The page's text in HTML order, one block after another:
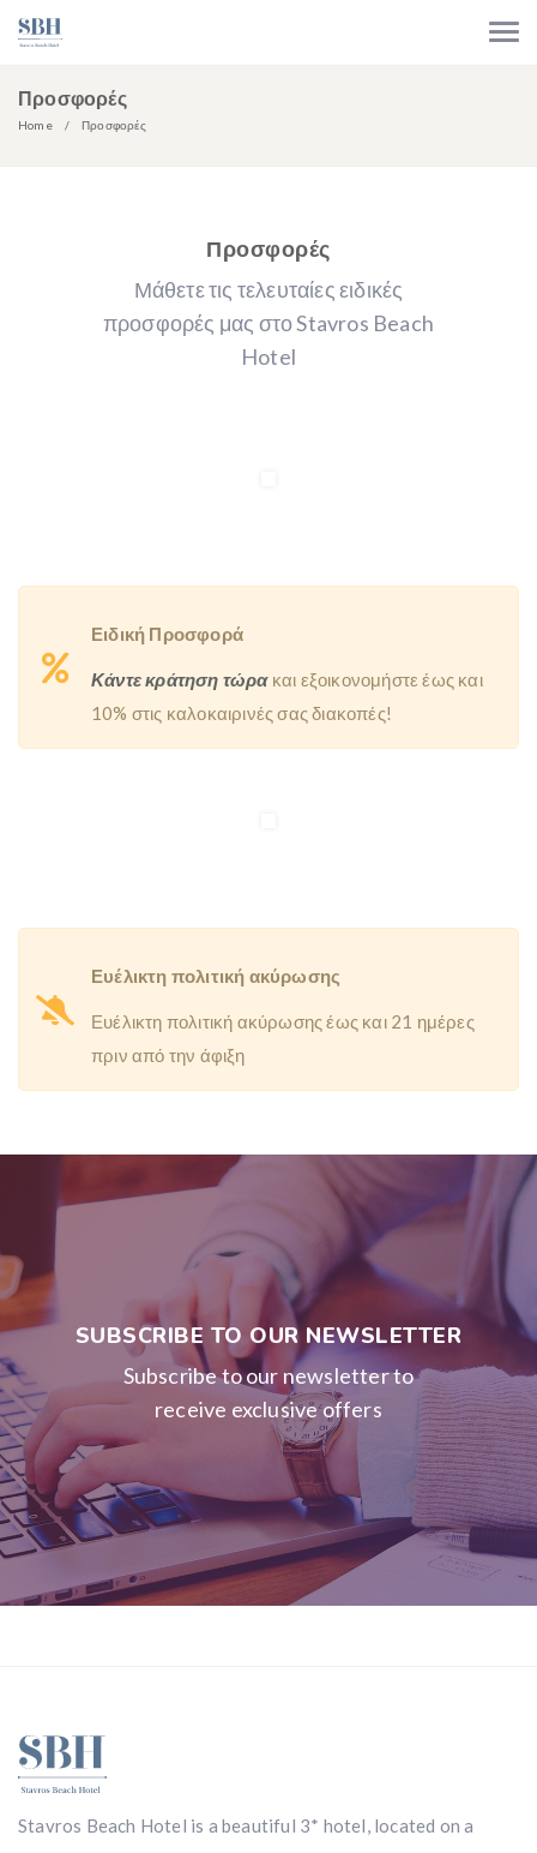
Προσφορές
Home Προσφορές
Προσφορές
Μάθετε τις τελευταίες ειδικές
προσφορές μας στο Stavros Beach
Hotel
Ειδική Προσφορά
Κάντε κράτηση τώρακαι εξοικονομήστε έως και
10% στις καλοκαιρινές σας διακοπές!
Ευέλικτη πολιτική ακύρωσης
Ευέλικτη πολιτική ακύρωσης έως και 21 ημέρες
πριν από την άφιξη
SUBSCRIBE TO OUR NEWSLETTER
Subscribe to our newsletter to
receive exclusive offers
Stavros Beach Hotel is a beautiful 3* hotel, located on a